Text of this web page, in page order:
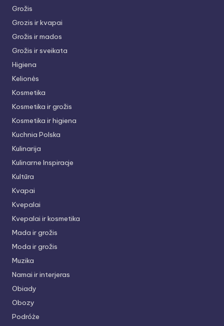
Grožis
Grozis ir kvapai
Grožis ir mados
Grožis ir sveikata
Higiena
Kelionės
Kosmetika
Kosmetika ir grožis
Kosmetika ir higiena
Kuchnia Polska
Kulinarija
Kulinarne Inspiracje
Kultūra
Kvapai
Kvepalai
Kvepalai ir kosmetika
Mada ir grožis
Moda ir grožis
Muzika
Namai ir interjeras
Obiady
Obozy
Podróże